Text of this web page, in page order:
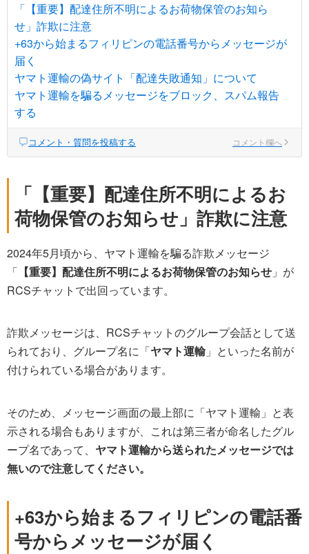
「【重要】配達住所不明によるお荷物保管のお知ら
せ」詐欺に注意
+63から始まるフィリピンの電話番号からメッセージが
届く
ヤマト運輸の偽サイト「配達失敗通知」について
ヤマト運輸を騙るメッセージをブロック、スパム報告
する
コメント・質問を投稿する コメント欄へ
「【重要】配達住所不明によるお
荷物保管のお知らせ」詐欺に注意
2024年5月頃から、ヤマト運輸を騙る詐欺メッセージ
「 【重要】配達住所不明によるお荷物保管のお知らせ 」が
RCSチャットで出回っています。
詐欺メッセージは、RCSチャットのグループ会話として送
られており、グループ名に「ヤマト運輸 」といった名前が
付けられている場合があります。
そのため、メッセージ画面の最上部に「ヤマト運輸」と表
示される場合もありますが、これは第三者が命名したグル
ープ名であって、 ヤマト運輸から送られたメッセージでは
無いので注意してください。
+63から始まるフィリピンの電話番
号からメッセージが届く